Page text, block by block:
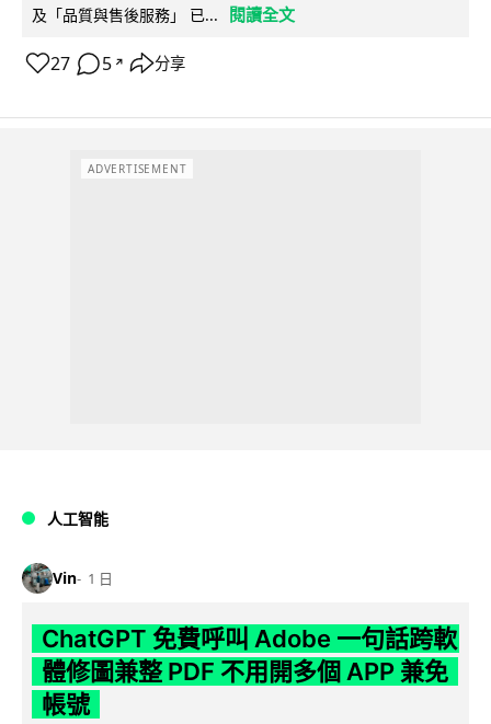
及「品質與售後服務」 已...
閱讀全文
27 5 ↗ 分享
ADVERTISEMENT
人工智能
Vin 1 日
ChatGPT 免費呼叫 Adobe 一句話跨軟
體修圖兼整 PDF 不用開多個 APP 兼免
帳號